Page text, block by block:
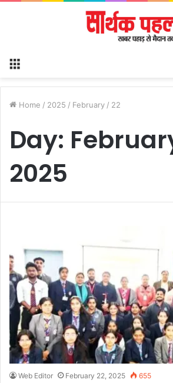
Home / 2025 / February / 22
Day:
2025
Web Editor February 22, 2025 655